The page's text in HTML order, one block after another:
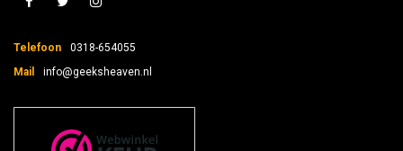
Telefoon
0318-654055
Mail
info@geeksheaven.nl